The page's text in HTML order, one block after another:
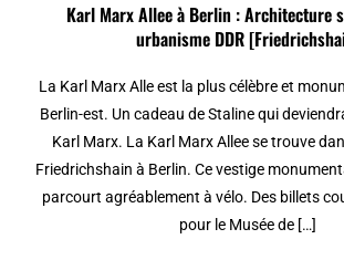
Karl Marx Allee à Berlin : Architecture
urbanisme DDR
La Karl Marx Alle est la plus célèbre et
Berlin-est. Un cadeau de Staline qui
Karl Marx. La Karl Marx Allee se trouve
Friedrichshain à Berlin. Ce vestige
parcourt agréablement à vélo. Des billets
pour le Musée de […]